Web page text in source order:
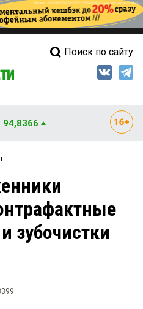
Свежий выпуск
Рейтинги
Блоги
Архив
Поиск по сайту
94,8366
зубочистки